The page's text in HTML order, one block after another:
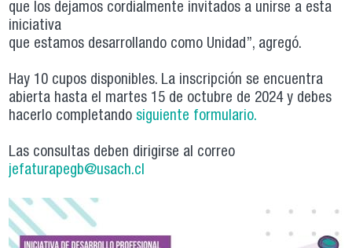
que los dejamos cordialmente invitados a unirse a esta
iniciativa
que estamos desarrollando como Unidad”, agregó.
Hay 10 cupos disponibles. La inscripción se encuentra
abierta hasta el martes 15 de octubre de 2024 y debes
hacerlo completandosiguiente formulario.
Las consultas deben dirigirse al correo
jefaturapegb@usach.cl